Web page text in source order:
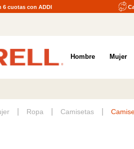
6 cuotas con ADDI
Hombre Mujer
Ropa Camisetas